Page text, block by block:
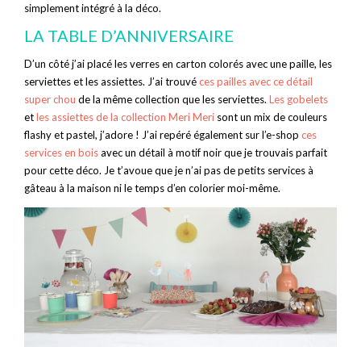
simplement intégré à la déco.
LA TABLE D’ANNIVERSAIRE
D’un côté j’ai placé les verres en carton colorés avec une paille, les
serviettes et les assiettes. J’ai trouvéces pailles avec ce détail
super chou de la même collection que les serviettes. Les gobelets
etles assiettes de la collection Meri Meri sont un mix de couleurs
flashy et pastel, j’adore ! J’ai repéré également sur l’e-shop ces
services en boisavec un détail à motif noir que je trouvais parfait
pour cette déco. Je t’avoue que je n’ai pas de petits services à
gâteau à la maison ni le temps d’en colorier moi-même.